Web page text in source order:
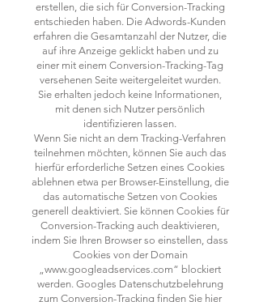
erstellen, die sich für Conversion-Tracking
entschieden haben. Die Adwords-Kunden
erfahren die Gesamtanzahl der Nutzer, die
auf ihre Anzeige geklickt haben und zu
einer mit einem Conversion-Tracking-Tag
versehenen Seite weitergeleitet wurden.
Sie erhalten jedoch keine Informationen,
mit denen sich Nutzer persönlich
identifizieren lassen.
Wenn Sie nicht an dem Tracking-Verfahren
teilnehmen möchten, können Sie auch das
hierfür erforderliche Setzen eines Cookies
ablehnen etwa per Browser-Einstellung, die
das automatische Setzen von Cookies
generell deaktiviert. Sie können Cookies für
Conversion-Tracking auch deaktivieren,
indem Sie Ihren Browser so einstellen, dass
Cookies von der Domain
„www.googleadservices.com“ blockiert
werden. Googles Datenschutzbelehrung
zum Conversion-Tracking finden Sie hier